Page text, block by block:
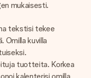
mukaisesti.
tekstisi tekee
kuvilla
tuotteita. Korkea